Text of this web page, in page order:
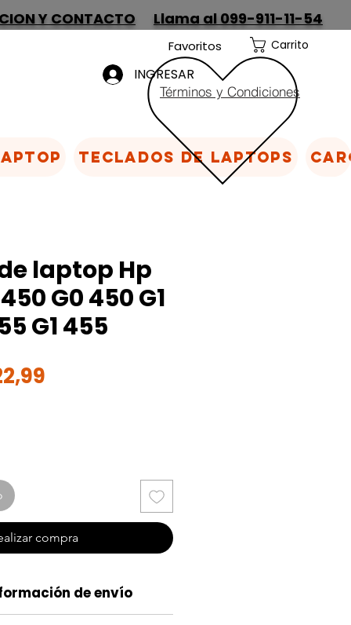
Y CONTACTO Llama al 099-911-11-54
Favoritos Carrito
Términos y Condiciones
INGRESAR
laptop Hp
G0 450 G1
G1 455
compra
de envío
Teclados de laptops